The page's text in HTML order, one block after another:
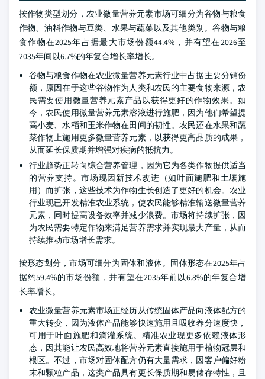
按作物类型划分，农业微量营养元素市场可细分为谷物与粮食
作物、油料作物与豆类、水果与蔬菜以及其他类别。谷物与粮
食作物在2025年占据最大市场份额44.4%，并有望在2026至
2035年间以6.7%的年复合增长率增长。
谷物与粮食作物在农业微量营养元素行业中占据主要分销份
额，原因在于这些谷物作为人类和农民的主要食物来源，农
民需要使用微量营养元素产品以获得更好的作物效果。如
今，农民使用微量营养元素溶液进行施肥，因为他们希望提
高小麦、水稻和玉米作物在田间的韧性。农民还在水果和蔬
菜作物上施用更多微量营养元素，以获得更高品质的成果，
从而延长保质期并增强对疾病的抵抗力。
行业趋势正转向综合营养管理，因为它为各类作物提供适当
的营养支持。市场现因新技术改进（如叶面施肥和土壤施
用）而扩张，这些技术为作物生长创造了更好的机会。农业
行业现已开发精准农业系统，使农民能够精准输送微量营养
元素，同时提高设备效率并减少浪费。市场将持续扩张，因
为农民需要特定作物来满足营养需求并实现最大产量，从而
持续推动市场增长需求。
按形态划分，市场可细分为固体和液体。固体形态在2025年占
据约59.4%的市场份额，并有望在2035年前以6.8%的年复合增
长率增长。
农业微量营养元素市场正经历从传统固体产品向液体配方的
重大转变，因为液体产品能够快速施用且吸收养分速度快，
可用于叶面施肥和滴灌系统。精准农业现更多依赖液体形
态，因其能让农民高效地将营养元素直接施用于植物冠层和
根区。不过，市场对固体配方仍有大量需求，因客户偏好粉
末和颗粒产品，这类产品具有更长保质期和易储存特性，且